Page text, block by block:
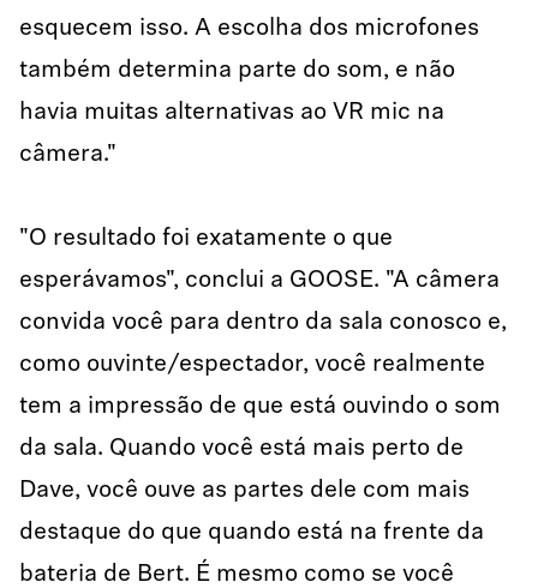
esquecem isso. A escolha dos microfones
também determina parte do som, e não
havia muitas alternativas ao VR mic na
câmera."
"O resultado foi exatamente o que
esperávamos", conclui a GOOSE. "A câmera
convida você para dentro da sala conosco e,
como ouvinte/espectador, você realmente
tem a impressão de que está ouvindo o som
da sala. Quando você está mais perto de
Dave, você ouve as partes dele com mais
destaque do que quando está na frente da
bateria de Bert. É mesmo como se você